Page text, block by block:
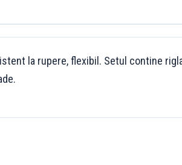
la rupere, flexibil. Setul contine